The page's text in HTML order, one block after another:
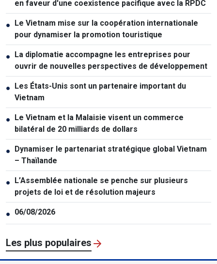
en faveur d'une coexistence pacifique avec la RPDC
● Le Vietnam mise sur la coopération internationale
pour dynamiser la promotion touristique
● La diplomatie accompagne les entreprises pour
ouvrir de nouvelles perspectives de développement
● Les États-Unis sont un partenaire important du
Vietnam
● Le Vietnam et la Malaisie visent un commerce
bilatéral de 20 milliards de dollars
● Dynamiser le partenariat stratégique global Vietnam
– Thaïlande
● L’Assemblée nationale se penche sur plusieurs
projets de loi et de résolution majeurs
● 06/08/2026
Les plus populaires